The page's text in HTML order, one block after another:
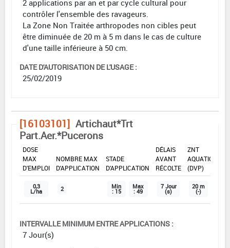
2 applications par an et par cycle cultural pour
contrôler l'ensemble des ravageurs.
La Zone Non Traitée arthropodes non cibles peut
être diminuée de 20 m à 5 m dans le cas de culture
d'une taille inférieure à 50 cm.
DATE D'AUTORISATION DE L'USAGE :
25/02/2019
[16103101] Artichaut*Trt
Part.Aer.*Pucerons
DOSE
MAX
D'EMPLOI
NOMBRE MAX
D'APPLICATION
STADE
D'APPLICATION
DÉLAIS
AVANT
RÉCOLTE
ZNT
AQUATIQUE
(DVP)
0,3
L/ha 2 Min
: 15
Max
: 49
7 Jour
(s)
20 m
(-)
INTERVALLE MINIMUM ENTRE APPLICATIONS :
7 Jour(s)